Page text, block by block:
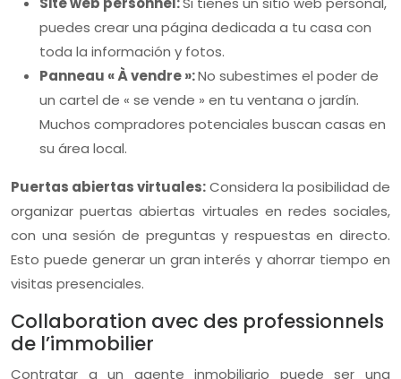
puedes crear una página dedicada a tu casa con
toda la información y fotos.
Panneau « À vendre »:No subestimes el poder de
un cartel de « se vende » en tu ventana o jardín.
Muchos compradores potenciales buscan casas en
su área local.
Puertas abiertas virtuales:Considera la posibilidad de
organizar puertas abiertas virtuales en redes sociales,
con una sesión de preguntas y respuestas en directo.
Esto puede generar un gran interés y ahorrar tiempo en
visitas presenciales.
Collaboration avec des professionnels
de l’immobilier
Contratar a un agente inmobiliario puede ser una